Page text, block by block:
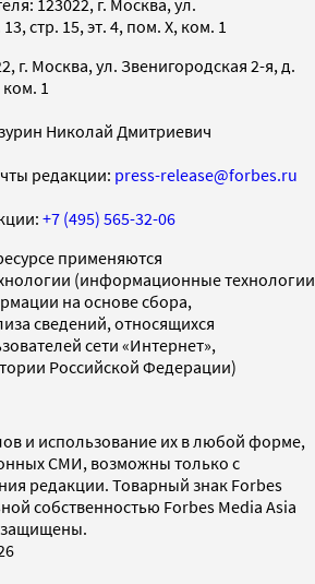
стр. 15, эт. 4, пом. X, ком. 1
г. Москва, ул. Звенигородская 2-я, д.
1
Николай Дмитриевич
редакции: press-release@forbes.ru
+7 (495) 565-32-06
применяются
(информационные технологии
на основе сбора,
сведений, относящихся
сети «Интернет»,
Российской Федерации)
и использование их в любой форме,
СМИ, возможны только с
редакции. Товарный знак Forbes
собственностью Forbes Media Asia
защищены.